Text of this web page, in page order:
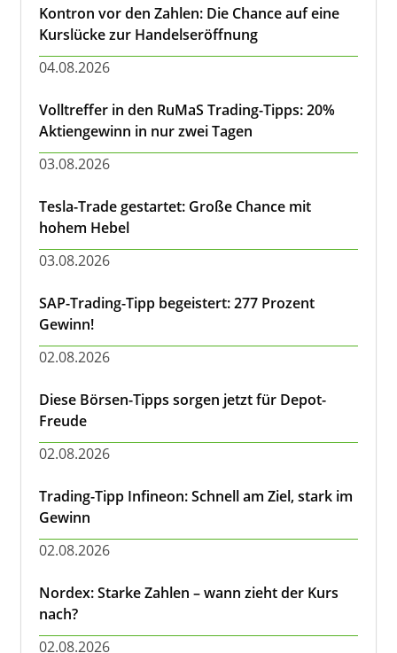
Kontron vor den Zahlen: Die Chance auf eine
Kurslücke zur Handelseröffnung
04.08.2026
Volltreffer in den RuMaS Trading-Tipps: 20%
Aktiengewinn in nur zwei Tagen
03.08.2026
Tesla-Trade gestartet: Große Chance mit
hohem Hebel
03.08.2026
SAP-Trading-Tipp begeistert: 277 Prozent
Gewinn!
02.08.2026
Diese Börsen-Tipps sorgen jetzt für Depot-
Freude
02.08.2026
Trading-Tipp Infineon: Schnell am Ziel, stark im
Gewinn
02.08.2026
Nordex: Starke Zahlen – wann zieht der Kurs
nach?
02.08.2026